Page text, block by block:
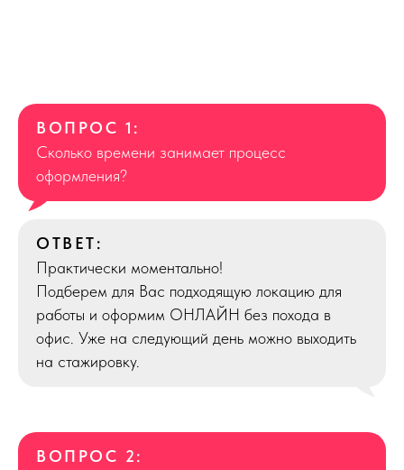
ВОПРОС 1:
Сколько времени занимает процесс
оформления?
ОТВЕТ:
Практически моментально!
Подберем для Вас подходящую локацию для
работы и оформим ОНЛАЙН без похода в
офис. Уже на следующий день можно выходить
на стажировку.
ВОПРОС 2: